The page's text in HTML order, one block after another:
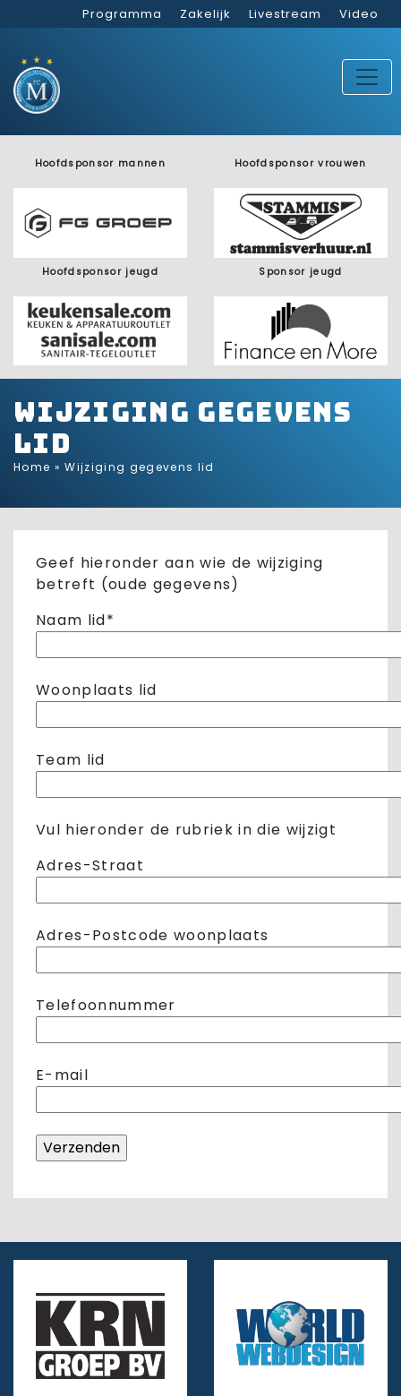
Programma Zakelijk Livestream Video
Hoofdsponsor mannen Hoofdsponsor vrouwen
Hoofdsponsor jeugd Sponsor jeugd
Wijziging gegevens
lid
Home »Wijziging gegevens lid
Geef hieronder aan wie de wijziging
betreft (oude gegevens)
Naam lid*
Woonplaats lid
Team lid
Vul hieronder de rubriek in die wijzigt
Adres-Straat
Adres-Postcode woonplaats
Telefoonnummer
E-mail